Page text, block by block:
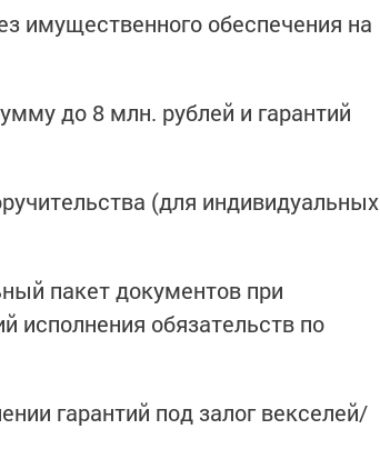
имущественного обеспечения на
до 8 млн. рублей и гарантий
(для индивидуальных
пакет документов при
исполнения обязательств по
гарантий под залог векселей/